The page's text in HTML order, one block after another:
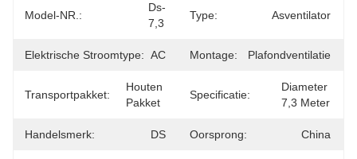
Model-NR.:
Ds-
7,3
Type: Asventilator
Elektrische Stroomtype: AC Montage: Plafondventilatie
Transportpakket:
Houten
Pakket
Specificatie:
Diameter
7,3 Meter
Handelsmerk: DS Oorsprong: China